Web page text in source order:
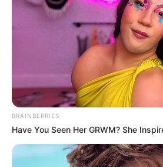
BRAINBERRIES
Have You Seen Her GRWM? She